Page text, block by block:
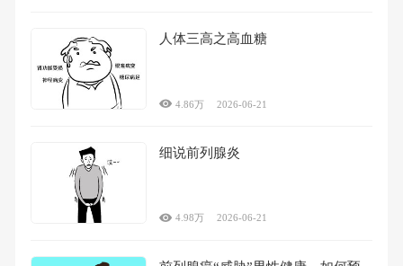
人体三高之高血糖
4.86万 2026-06-21
细说前列腺炎
4.98万 2026-06-21